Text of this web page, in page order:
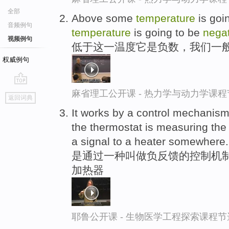
全部
音频例句
视频例句
权威例句
go
top
返回词典
Above some temperature is
temperature is going to be
低于这一温度它是负数，我们一
麻省理工公开课 - 热力学与动力学课
It works by a control
the thermostat is measuring the
a signal to a heater somewhere.
是通过一种叫做负反馈的控制机
加热器
耶鲁公开课 - 生物医学工程探索课程节